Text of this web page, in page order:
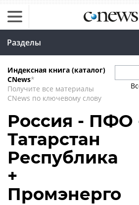
Разделы
Индексная книга (каталог)
CNews*
Получите все материалы
CNews по ключевому слову
Россия - ПФО
Татарстан
Республика
+
Промэнерго